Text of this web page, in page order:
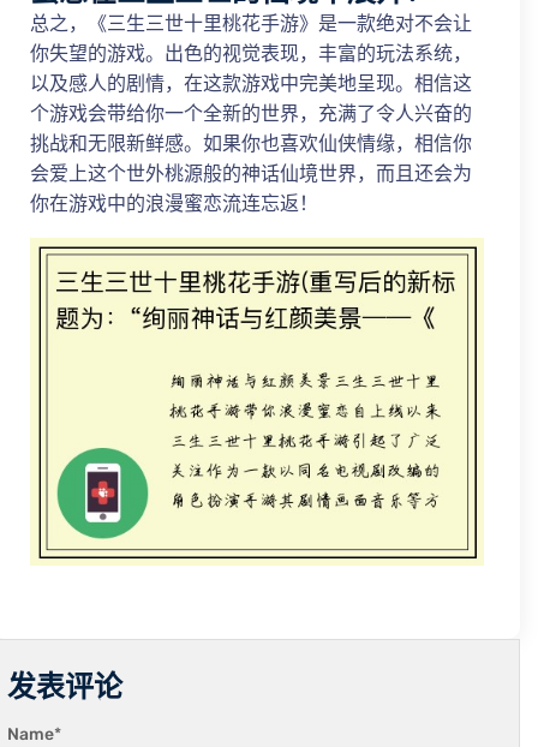
总之，《三生三世十里桃花手游》是一款绝对不会让
你失望的游戏。出色的视觉表现，丰富的玩法系统，
以及感人的剧情，在这款游戏中完美地呈现。相信这
个游戏会带给你一个全新的世界，充满了令人兴奋的
挑战和无限新鲜感。如果你也喜欢仙侠情缘，相信你
会爱上这个世外桃源般的神话仙境世界，而且还会为
你在游戏中的浪漫蜜恋流连忘返！
发表评论
Name*